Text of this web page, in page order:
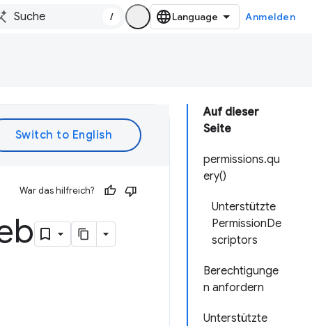
/ Anmelden
Auf dieser
Seite
permissions.qu
ery()
Unterstützte
PermissionDe
scriptors
Berechtigunge
n anfordern
Unterstützte
War das hilfreich?